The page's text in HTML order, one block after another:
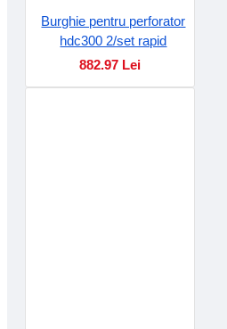
Burghie pentru perforator
hdc300 2/set rapid
882.97 Lei